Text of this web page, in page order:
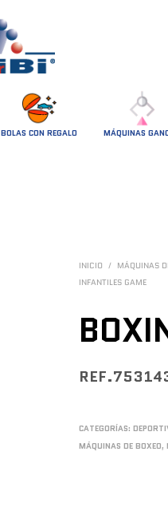
BOLAS CON REGALO MÁQUINAS
INICIO / MÁQUINAS
INFANTILES GAME
CATEGORÍAS:
MÁQUINAS DE BOXEO,